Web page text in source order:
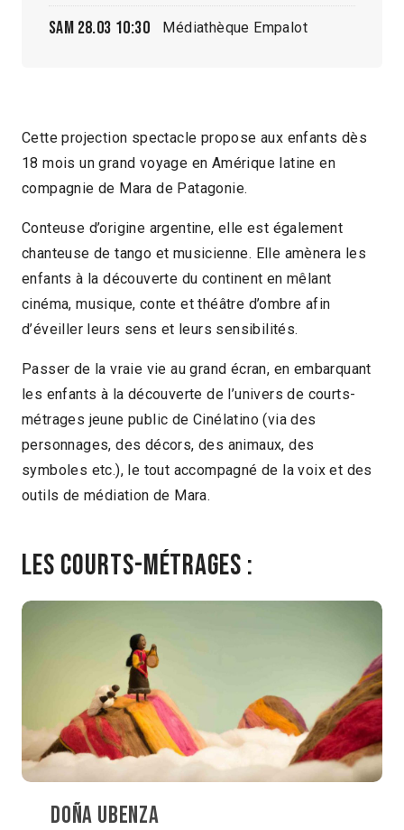
Cette projection spectacle propose aux enfants dès
18 mois un grand voyage en Amérique latine en
compagnie de Mara de Patagonie.
Conteuse d’origine argentine, elle est également
chanteuse de tango et musicienne. Elle amènera les
enfants à la découverte du continent en mêlant
cinéma, musique, conte et théâtre d’ombre afin
d’éveiller leurs sens et leurs sensibilités.
Passer de la vraie vie au grand écran, en embarquant
les enfants à la découverte de l’univers de courts-
métrages jeune public de Cinélatino (via des
personnages, des décors, des animaux, des
symboles etc.), le tout accompagné de la voix et des
outils de médiation de Mara.
Les courts-métrages :
Doña Ubenza
Sam 28.03 10:30 Médiathèque Empalot